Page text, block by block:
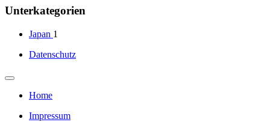
Unterkategorien
Japan 1
Datenschutz
Home
Impressum